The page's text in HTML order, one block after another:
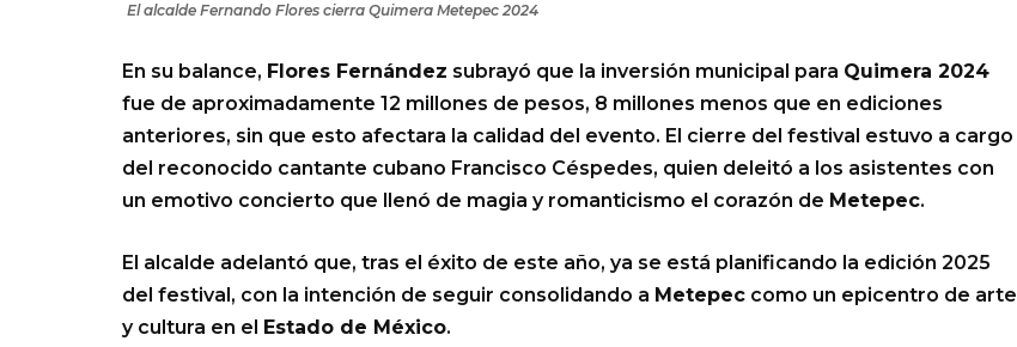
El alcalde Fernando Flores cierra Quimera Metepec 2024
En su balance, Flores Fernández subrayó que la inversión municipal para Quimera 2024
fue de aproximadamente 12 millones de pesos, 8 millones menos que en ediciones
anteriores, sin que esto afectara la calidad del evento. El cierre del festival estuvo a cargo
del reconocido cantante cubano Francisco Céspedes, quien deleitó a los asistentes con
un emotivo concierto que llenó de magia y romanticismo el corazón de Metepec.
El alcalde adelantó que, tras el éxito de este año, ya se está planificando la edición 2025
del festival, con la intención de seguir consolidando a Metepec como un epicentro de arte
y cultura en el
Estado de México.